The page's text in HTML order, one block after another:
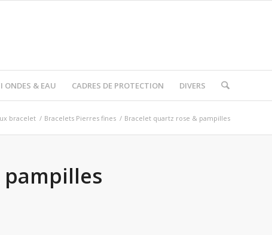
ONDES & EAU CADRES DE PROTECTION DIVERS
bracelet / Bracelets Pierres fines / Bracelet quartz rose & pampilles